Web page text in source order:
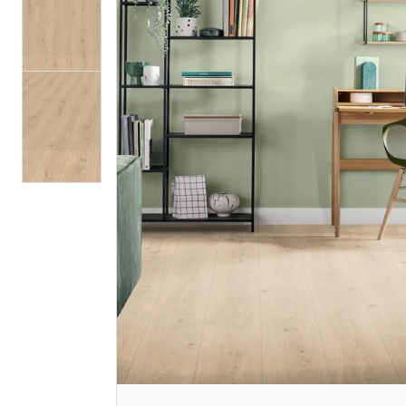
Egger light berdal
oak
199/m²
Nettlager:
Klikk & Hent
xl lily oak
279/
Nettlager:
Klikk &